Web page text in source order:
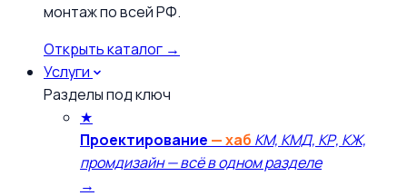
монтаж по всей РФ.
Открыть каталог →
Услуги
Разделы под ключ
★
Проектирование — хаб КМ, КМД, КР, КЖ,
промдизайн — всё в одном разделе
→